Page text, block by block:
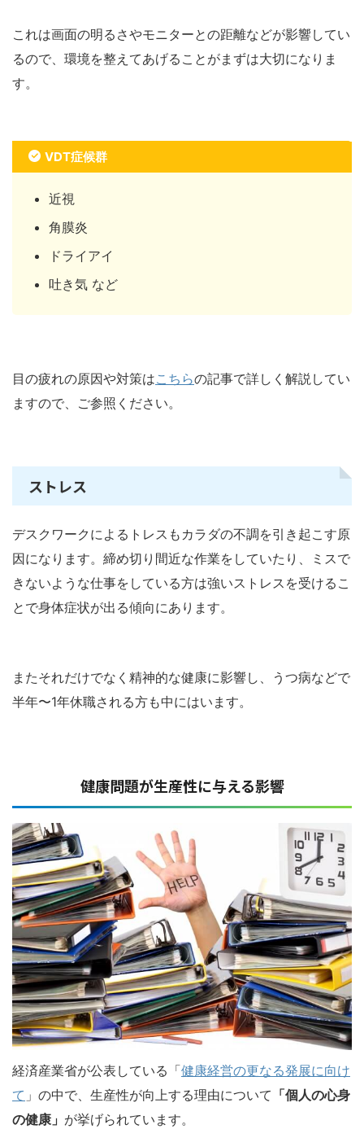
これは画面の明るさやモニターとの距離などが影響してい
るので、環境を整えてあげることがまずは大切になりま
す。
VDT症候群
近視
角膜炎
ドライアイ
吐き気 など
目の疲れの原因や対策はこちらの記事で詳しく解説してい
ますので、ご参照ください。
ストレス
デスクワークによるトレスもカラダの不調を引き起こす原
因になります。締め切り間近な作業をしていたり、ミスで
きないような仕事をしている方は強いストレスを受けるこ
とで身体症状が出る傾向にあります。
またそれだけでなく精神的な健康に影響し、うつ病などで
半年〜1年休職される方も中にはいます。
健康問題が生産性に与える影響
経済産業省が公表している「健康経営の更なる発展に向け
て 」の中で、生産性が向上する理由について 「個人の心身
の健康」 が挙げられています。